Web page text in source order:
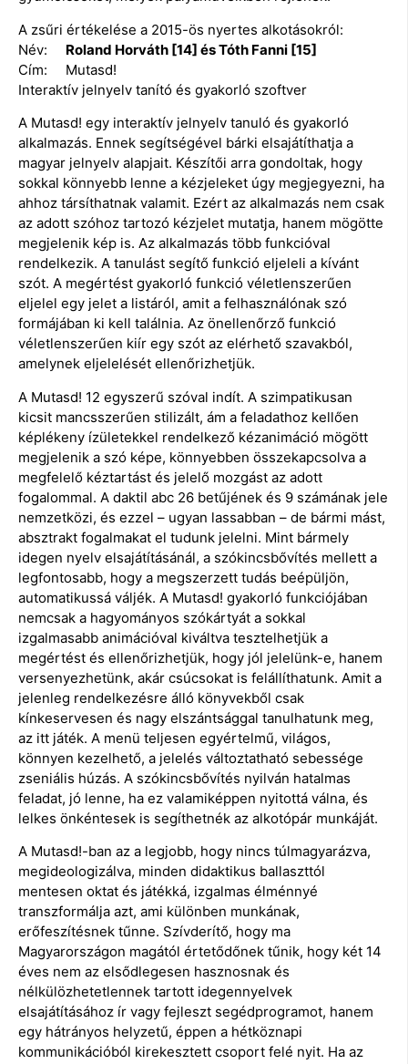
A zsűri értékelése a 2015-ös nyertes alkotásokról:
Név: Roland Horváth [14] és Tóth Fanni [15]
Cím: Mutasd!
Interaktív jelnyelv tanító és gyakorló szoftver
A Mutasd! egy interaktív jelnyelv tanuló és gyakorló
alkalmazás. Ennek segítségével bárki elsajátíthatja a
magyar jelnyelv alapjait. Készítői arra gondoltak, hogy
sokkal könnyebb lenne a kézjeleket úgy megjegyezni, ha
ahhoz társíthatnak valamit. Ezért az alkalmazás nem csak
az adott szóhoz tartozó kézjelet mutatja, hanem mögötte
megjelenik kép is. Az alkalmazás több funkcióval
rendelkezik. A tanulást segítő funkció eljeleli a kívánt
szót. A megértést gyakorló funkció véletlenszerűen
eljelel egy jelet a listáról, amit a felhasználónak szó
formájában ki kell találnia. Az önellenőrző funkció
véletlenszerűen kiír egy szót az elérhető szavakból,
amelynek eljelelését ellenőrizhetjük.
A Mutasd! 12 egyszerű szóval indít. A szimpatikusan
kicsit mancsszerűen stilizált, ám a feladathoz kellően
képlékeny ízületekkel rendelkező kézanimáció mögött
megjelenik a szó képe, könnyebben összekapcsolva a
megfelelő kéztartást és jelelő mozgást az adott
fogalommal. A daktil abc 26 betűjének és 9 számának jele
nemzetközi, és ezzel – ugyan lassabban – de bármi mást,
absztrakt fogalmakat el tudunk jelelni. Mint bármely
idegen nyelv elsajátításánál, a szókincsbővítés mellett a
legfontosabb, hogy a megszerzett tudás beépüljön,
automatikussá váljék. A Mutasd! gyakorló funkciójában
nemcsak a hagyományos szókártyát a sokkal
izgalmasabb animációval kiváltva tesztelhetjük a
megértést és ellenőrizhetjük, hogy jól jelelünk-e, hanem
versenyezhetünk, akár csúcsokat is felállíthatunk. Amit a
jelenleg rendelkezésre álló könyvekből csak
kínkeservesen és nagy elszántsággal tanulhatunk meg,
az itt játék. A menü teljesen egyértelmű, világos,
könnyen kezelhető, a jelelés változtatható sebessége
zseniális húzás. A szókincsbővítés nyilván hatalmas
feladat, jó lenne, ha ez valamiképpen nyitottá válna, és
lelkes önkéntesek is segíthetnék az alkotópár munkáját.
A Mutasd!-ban az a legjobb, hogy nincs túlmagyarázva,
megideologizálva, minden didaktikus ballaszttól
mentesen oktat és játékká, izgalmas élménnyé
transzformálja azt, ami különben munkának,
erőfeszítésnek tűnne. Szívderítő, hogy ma
Magyarországon magától értetődőnek tűnik, hogy két 14
éves nem az elsődlegesen hasznosnak és
nélkülözhetetlennek tartott idegennyelvek
elsajátításához ír vagy fejleszt segédprogramot, hanem
egy hátrányos helyzetű, éppen a hétköznapi
kommunikációból kirekesztett csoport felé nyit. Ha az